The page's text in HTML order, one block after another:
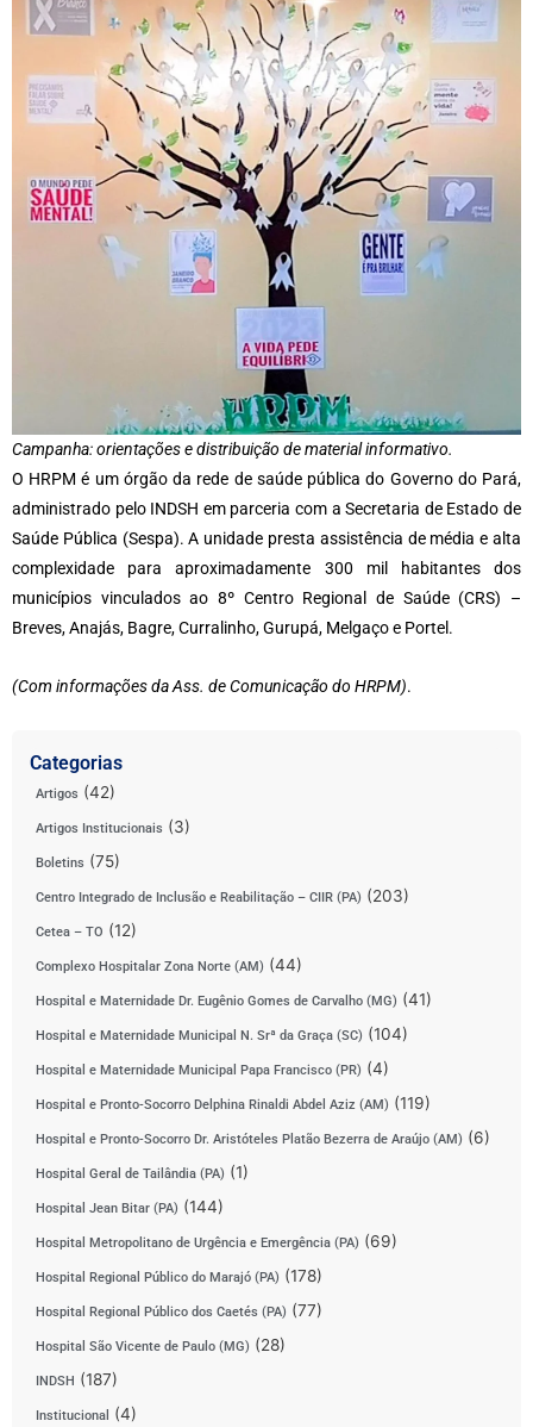
Campanha: orientações e distribuição de material informativo.
O HRPM é um órgão da rede de saúde pública do Governo do Pará,
administrado pelo INDSH em parceria com a Secretaria de Estado de
Saúde Pública (Sespa). A unidade presta assistência de média e alta
complexidade para aproximadamente 300 mil habitantes dos
municípios vinculados ao 8º Centro Regional de Saúde (CRS) –
Breves, Anajás, Bagre, Curralinho, Gurupá, Melgaço e Portel.
(Com informações da Ass. de Comunicação do HRPM).
Categorias
Artigos (42)
Artigos Institucionais (3)
Boletins (75)
Centro Integrado de Inclusão e Reabilitação – CIIR (PA) (203)
Cetea – TO (12)
Complexo Hospitalar Zona Norte (AM) (44)
Hospital e Maternidade Dr. Eugênio Gomes de Carvalho (MG) (41)
Hospital e Maternidade Municipal N. Srª da Graça (SC) (104)
Hospital e Maternidade Municipal Papa Francisco (PR) (4)
Hospital e Pronto-Socorro Delphina Rinaldi Abdel Aziz (AM) (119)
Hospital e Pronto-Socorro Dr. Aristóteles Platão Bezerra de Araújo (AM) (6)
Hospital Geral de Tailândia (PA) (1)
Hospital Jean Bitar (PA) (144)
Hospital Metropolitano de Urgência e Emergência (PA) (69)
Hospital Regional Público do Marajó (PA) (178)
Hospital Regional Público dos Caetés (PA) (77)
Hospital São Vicente de Paulo (MG) (28)
INDSH (187)
Institucional (4)